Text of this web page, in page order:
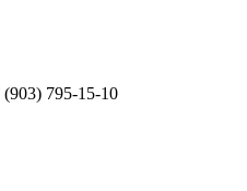
(903) 795-15-10